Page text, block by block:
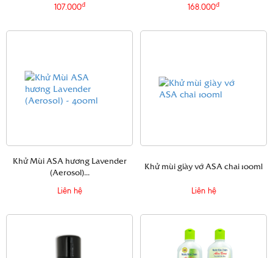
107.000đ 168.000đ
Khử Mùi ASA hương Lavender
(Aerosol)...
Liên hệ
Khử mùi giày vớ ASA chai 100ml
Liên hệ